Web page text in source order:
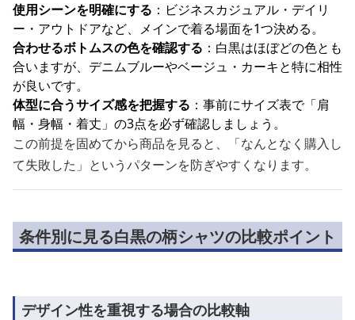
使用シーンを明確にする ：ビジネスカジュアル・デイリ
ー・アウトドアなど、メインで着る場面を1つ決める。
合わせるボトムスの色を確認する ：白黒はほぼどの色とも
合いますが、デニムブルーやベージュ・カーキと特に相性
が良いです。
体型に合うサイズ感を把握する ：事前にサイズ表で「肩
幅・身幅・着丈」の3点を必ず確認しましょう。
この前提を固めてから商品を見ると、「なんとなく購入し
て失敗した」というパターンを防ぎやすくなります。
条件別に見る白黒の柄シャツの比較ポイント
デザイン性を重視する場合の比較軸